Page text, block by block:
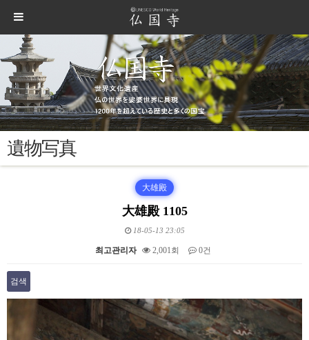
遺物写真
大雄殿
大雄殿 1105
18-05-13 23:05
최고관리자 2,001회 0건
검색
본문